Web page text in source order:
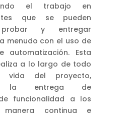
el trabajo en
que se pueden
probar y entregar
menudo con el uso de
automatización. Esta
a lo largo de todo
del proyecto,
la entrega de
funcionalidad a los
continua e